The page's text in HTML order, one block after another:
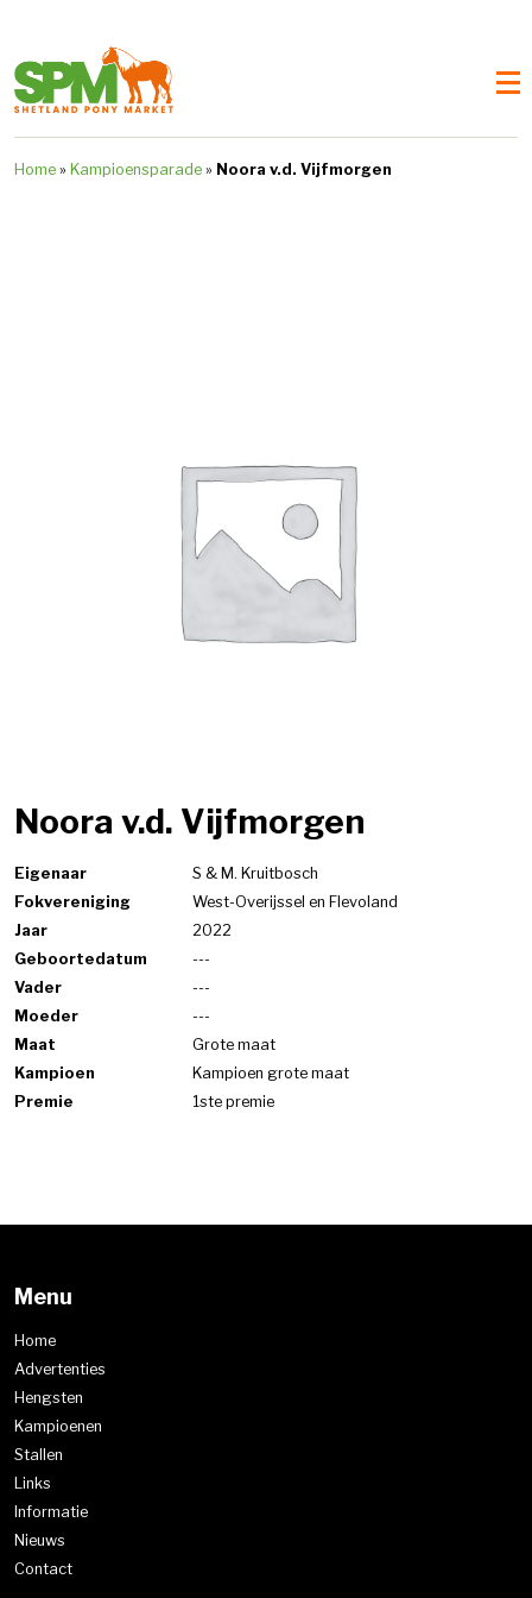
Home » Kampioensparade » Noora v.d. Vijfmorgen
Noora v.d. Vijfmorgen
Eigenaar
S & M. Kruitbosch
Fokvereniging
West-Overijssel en Flevoland
Jaar
2022
Geboortedatum
---
Vader
---
Moeder
---
Maat
Grote maat
Kampioen
Kampioen grote maat
Premie
1ste premie
Menu
Home
Advertenties
Hengsten
Kampioenen
Stallen
Links
Informatie
Nieuws
Contact